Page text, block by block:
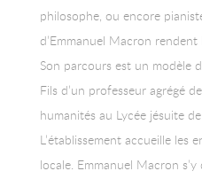
philosophe, ou encore
d’Emmanuel Macron rendent
Son parcours est un modèle
Fils d’un professeur agrégé
humanités au Lycée jésuite
L’établissement accueille les
locale. Emmanuel Macron